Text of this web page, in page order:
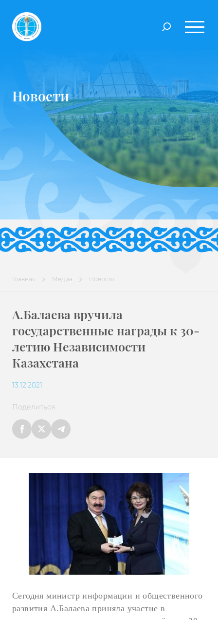
Новости
Главная Медиа Новости
А.Балаева вручила
государственные награды к 30-
летию Независимости
Казахстана
13.12.2021
Поделиться
Сегодня министр информации и общественного
развития А.Балаева приняла участие в